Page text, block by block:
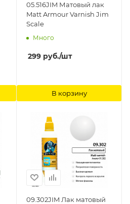
05.516JIM Матовый лак
Matt Armour Varnish Jim
Scale
Много
299 руб./шт
В корзину
09.302JIM Лак матовый